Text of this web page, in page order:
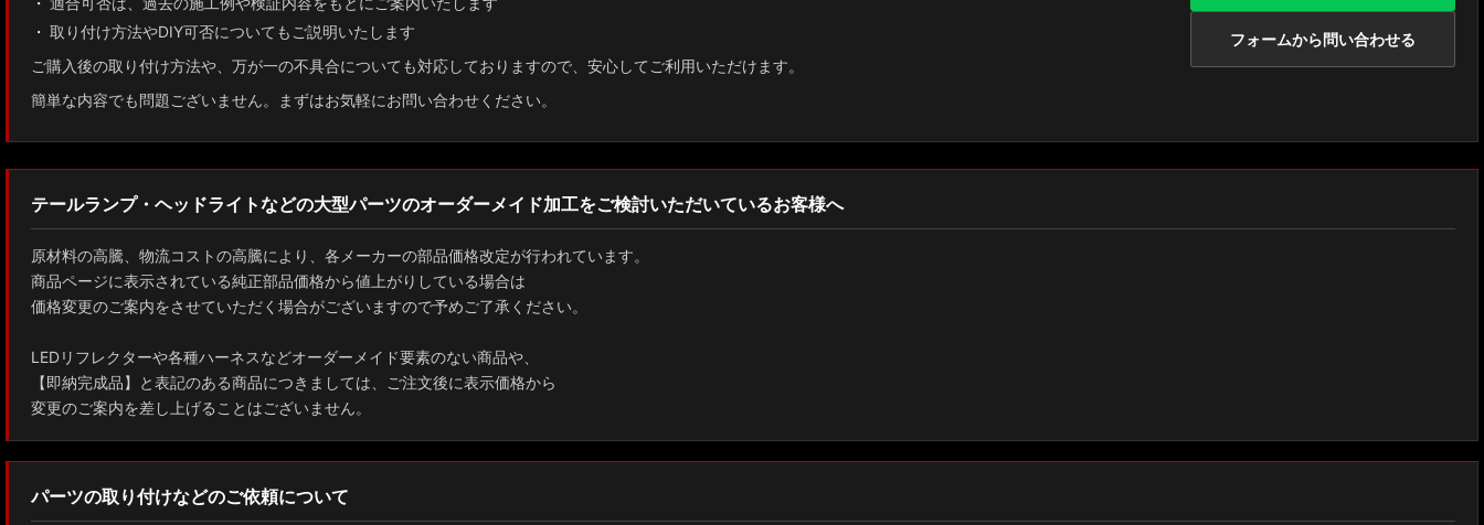
GUN125 ハイラックス
GDJ150W/151 WTRJ150 ランドクルーザー プラド
ZVG11/ZSG10 カローラクロス
ZWE211W/ZWE214W/ZRE212W/NRE210W カローラツーリング
ZWE211H/NRE210H/NRE214H カローラスポーツ
GXPA16 MXPA12 GRヤリス
MXPH10/MXPA10/MXBA10/KSP210 ヤリス
MXPJ10/15 MXPB10/15 ヤリスクロス
取り付け方法やDIY可否についてもご説明いたします
ご購入後の取り付け方法や、万が一の不具合についても対応しておりますので、安心してご利用いただけます。
簡単な内容でも問題ございません。まずはお気軽にお問い合わせください。
フォームから問い合わせる
テールランプ・ヘッドライトなどの大型パーツのオーダーメイド加工をご検討いただいているお客様へ
原材料の高騰、物流コストの高騰により、各メーカーの部品価格改定が行われています。
商品ページに表示されている純正部品価格から値上がりしている場合は
価格変更のご案内をさせていただく場合がございますので予めご了承ください。
LEDリフレクターや各種ハーネスなどオーダーメイド要素のない商品や、
【即納完成品】と表記のある商品につきましては、ご注文後に表示価格から
変更のご案内を差し上げることはございません。
パーツの取り付けなどのご依頼について